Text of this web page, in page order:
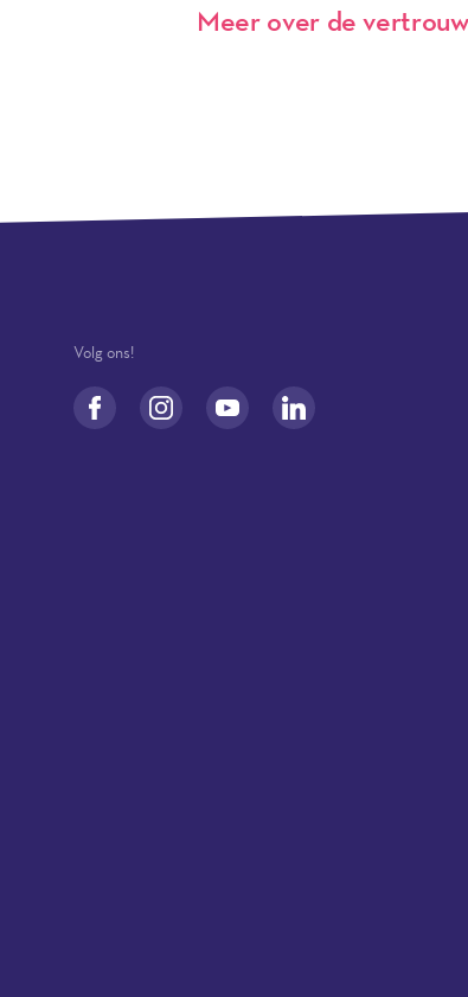
Meer over de
Volg ons!